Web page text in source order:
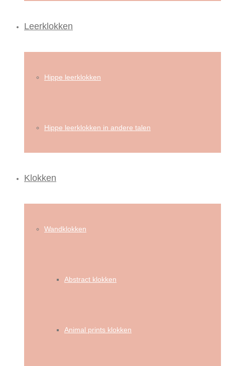
Leerklokken
Hippe leerklokken
Hippe leerklokken in andere talen
Klokken
Wandklokken
Abstract klokken
Animal prints klokken